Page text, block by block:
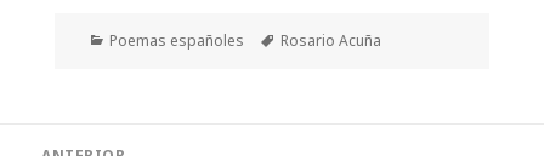
Categorías
Poemas españoles Etiquetas
Rosario Acuña